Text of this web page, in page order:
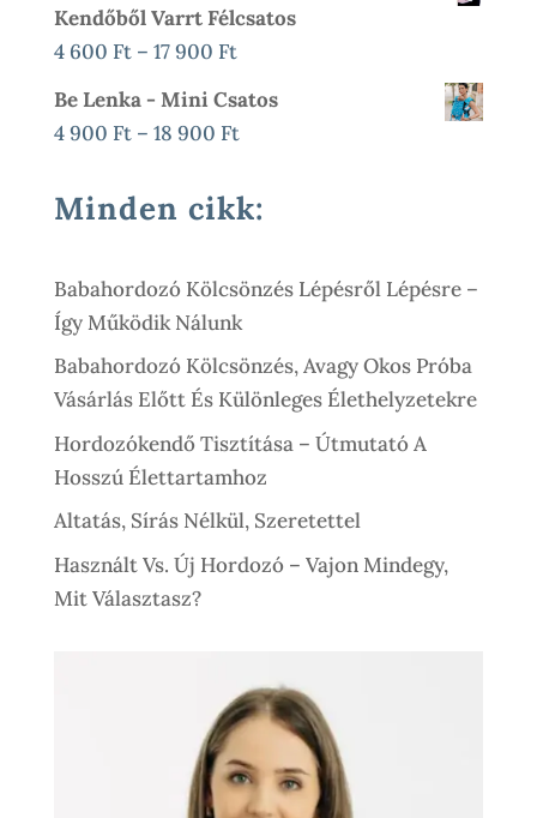
000 Ft
Kendőből Varrt Félcsatos
4 600 Ft – 17 900 FtÁrtartomány:
900 Ft
Be Lenka - Mini Csatos
4 900 Ft – 18 900 FtÁrtartomány:
900 Ft
900 Ft
Minden cikk:
Babahordozó Kölcsönzés Lépésről Lépésre –
Így Működik Nálunk
Babahordozó Kölcsönzés, Avagy Okos Próba
Vásárlás Előtt És Különleges Élethelyzetekre
Hordozókendő Tisztítása – Útmutató A
Hosszú Élettartamhoz
Altatás, Sírás Nélkül, Szeretettel
Használt Vs. Új Hordozó – Vajon Mindegy,
Mit Választasz?